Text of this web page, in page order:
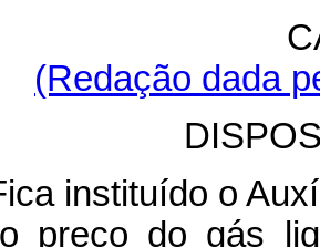
(Redação dada
instituído o
preço do gás